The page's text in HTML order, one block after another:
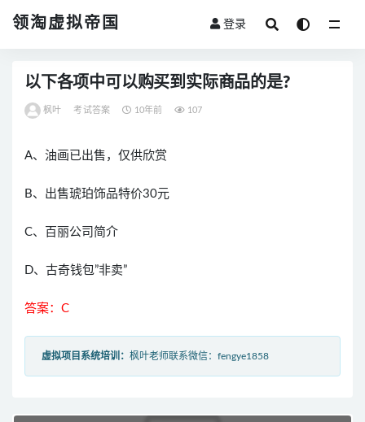
领淘虚拟帝国 登录
以下各项中可以购买到实际商品的是?
枫叶 考试答案 10年前 107
A、油画已出售，仅供欣赏
B、出售琥珀饰品特价30元
C、百丽公司简介
D、古奇钱包”非卖”
答案：C
虚拟项目系统培训： 枫叶老师联系微信：fengye1858